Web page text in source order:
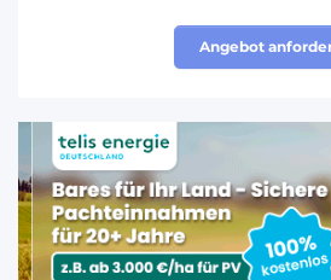
Angebot